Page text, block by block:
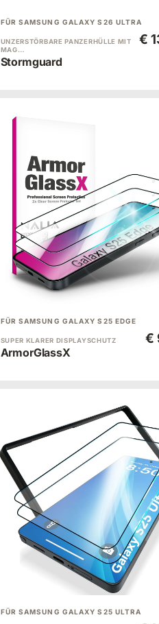
FÜR SAMSUNG GALAXY S26 ULTRA
UNZERSTÖRBARE PANZERHÜLLE MIT
MAG…
Stormguard
€
FÜR SAMSUNG GALAXY S25 EDGE
SUPER KLARER DISPLAYSCHUTZ
ArmorGlassX
€
FÜR SAMSUNG GALAXY S25 ULTRA